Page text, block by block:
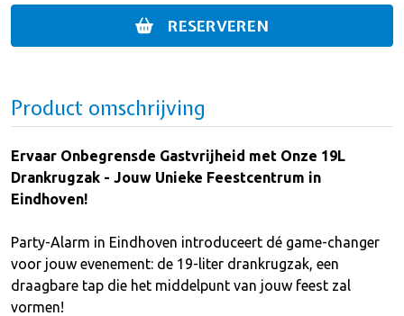
RESERVEREN
Product omschrijving
Ervaar Onbegrensde Gastvrijheid met Onze 19L
Drankrugzak - Jouw Unieke Feestcentrum in
Eindhoven!
Party-Alarm in Eindhoven introduceert dé game-changer
voor jouw evenement: de 19-liter drankrugzak, een
draagbare tap die het middelpunt van jouw feest zal
vormen!